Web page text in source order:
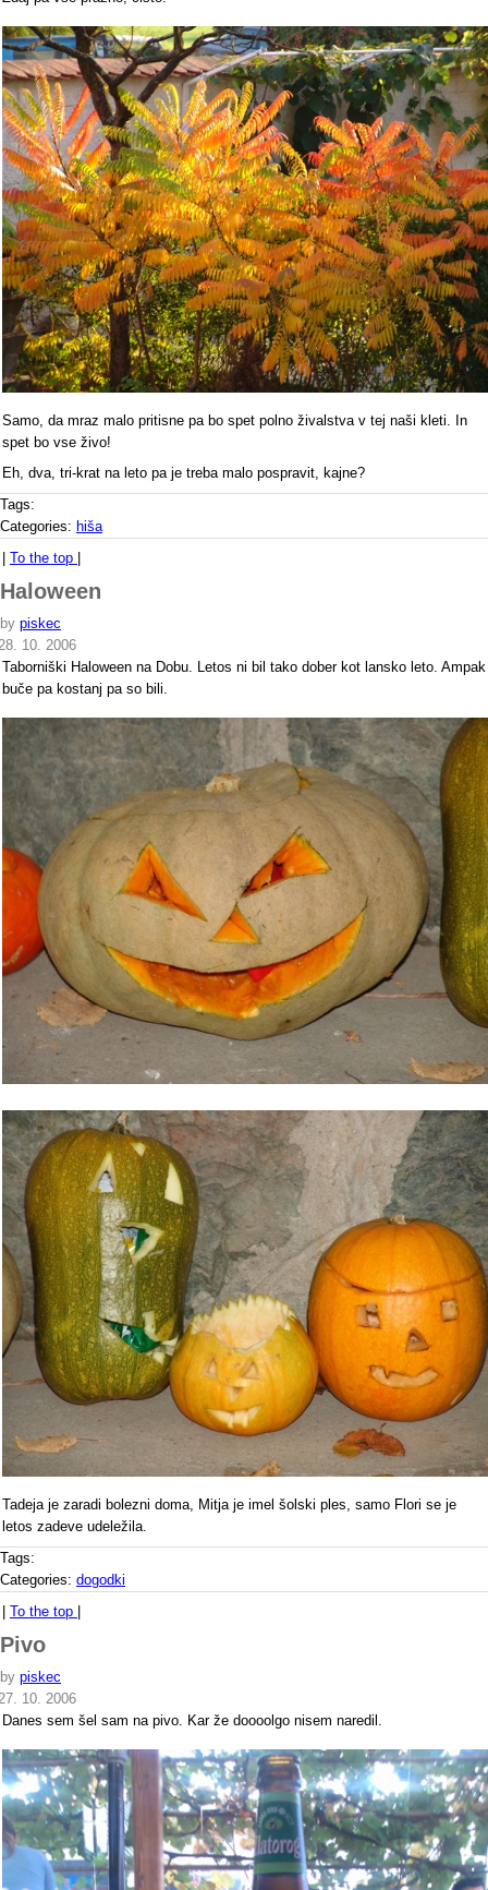
Samo, da mraz malo pritisne pa bo spet polno živalstva v tej naši kleti. In
spet bo vse živo!
Eh, dva, tri-krat na leto pa je treba malo pospravit, kajne?
Tags:
Categories: hiša
To the top
Haloween
by piskec
10. 2006
Taborniški Haloween na Dobu. Letos ni bil tako dober kot lansko leto. Ampak
buče pa kostanj pa so bili.
Tadeja je zaradi bolezni doma, Mitja je imel šolski ples, samo Flori se je
letos zadeve udeležila.
Tags:
Categories: dogodki
To the top
Pivo
by piskec
10. 2006
Danes sem šel sam na pivo. Kar že doooolgo nisem naredil.